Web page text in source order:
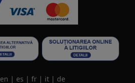
en | es | fr | it | de